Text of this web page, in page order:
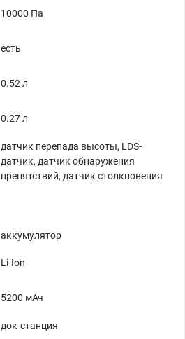
10000 Па
есть
0.52 л
0.27 л
датчик перепада высоты, LDS-
датчик, датчик обнаружения
препятствий, датчик столкновения
аккумулятор
Li-Ion
5200 мАч
док-станция